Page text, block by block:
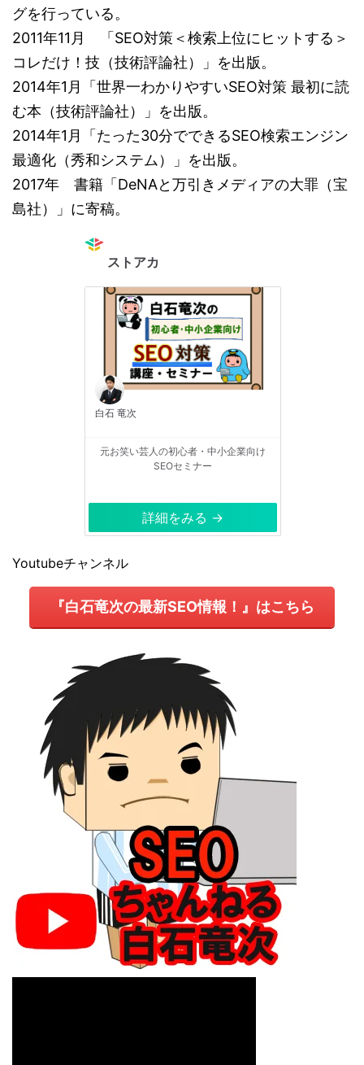
グを行っている。
2011年11月 「SEO対策＜検索上位にヒットする＞
コレだけ！技（技術評論社）」を出版。
2014年1月「世界一わかりやすいSEO対策 最初に読
む本（技術評論社）」を出版。
2014年1月「たった30分でできるSEO検索エンジン
最適化（秀和システム）」を出版。
2017年 書籍「DeNAと万引きメディアの大罪（宝
島社）」に寄稿。
ストアカ
白石 竜次
元お笑い芸人の初心者・中小企業向け
SEOセミナー
詳細をみる →
Youtubeチャンネル
『白石竜次の最新SEO情報！』はこちら